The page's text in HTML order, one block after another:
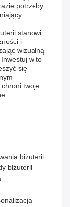
potrzeby
stanowi
i
wizualną
w to
się
twoje
biżuterii
biżuterii